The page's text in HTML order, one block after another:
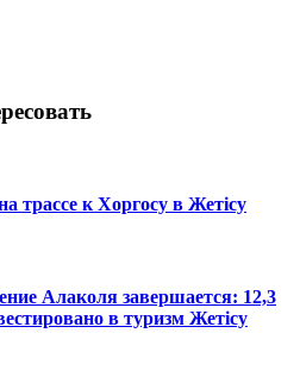
трассе к Хоргосу в Жетісу
Алаколя завершается: 12,3
в туризм Жетісу